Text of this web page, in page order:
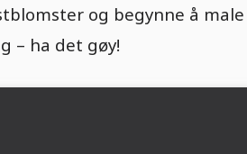
og begynne å male
– ha det gøy!